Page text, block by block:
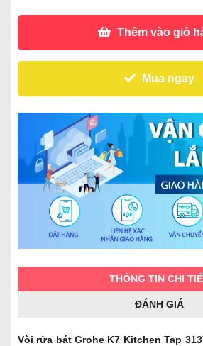
Thêm vào giỏ
Mua ngay
THÔNG TIN CHI
ĐÁNH GIÁ
Vòi rửa bát Grohe K7 Kitchen Tap